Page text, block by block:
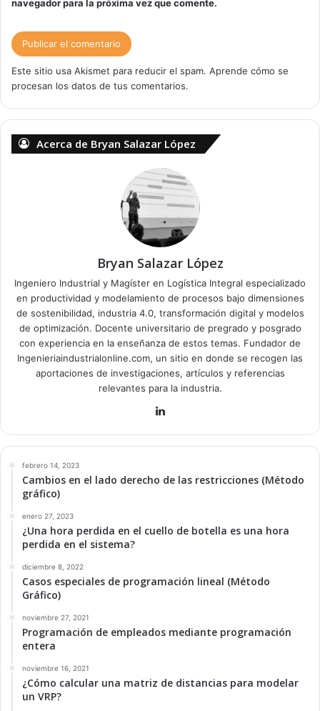
navegador para la próxima vez que comente.
Este sitio usa Akismet para reducir el spam. Aprende cómo se
procesan los datos de tus comentarios.
Acerca de Bryan Salazar López
Bryan Salazar López
Ingeniero Industrial y Magíster en Logística Integral especializado
en productividad y modelamiento de procesos bajo dimensiones
de sostenibilidad, industria 4.0, transformación digital y modelos
de optimización. Docente universitario de pregrado y posgrado
con experiencia en la enseñanza de estos temas. Fundador de
Ingenieriaindustrialonline.com, un sitio en donde se recogen las
aportaciones de investigaciones, artículos y referencias
relevantes para la industria.
dIn
febrero 14, 2023
Cambios en el lado derecho de las restricciones (Método
gráfico)
enero 27, 2023
¿Una hora perdida en el cuello de botella es una hora
perdida en el sistema?
diciembre 8, 2022
Casos especiales de programación lineal (Método
Gráfico)
noviembre 27, 2021
Programación de empleados mediante programación
entera
noviembre 16, 2021
¿Cómo calcular una matriz de distancias para modelar
un VRP?